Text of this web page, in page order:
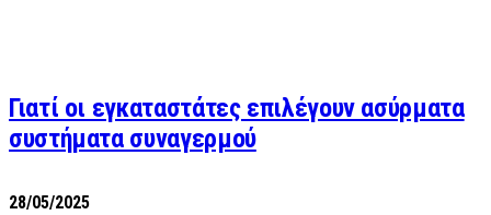
Γιατί οι εγκαταστάτες επιλέγουν ασύρματα
συστήματα συναγερμού
28/05/2025